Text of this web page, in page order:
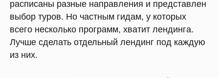
расписаны разные направления и представлен
выбор туров. Но частным гидам, у которых
всего несколько программ, хватит лендинга.
Лучше сделать отдельный лендинг под каждую
из них.